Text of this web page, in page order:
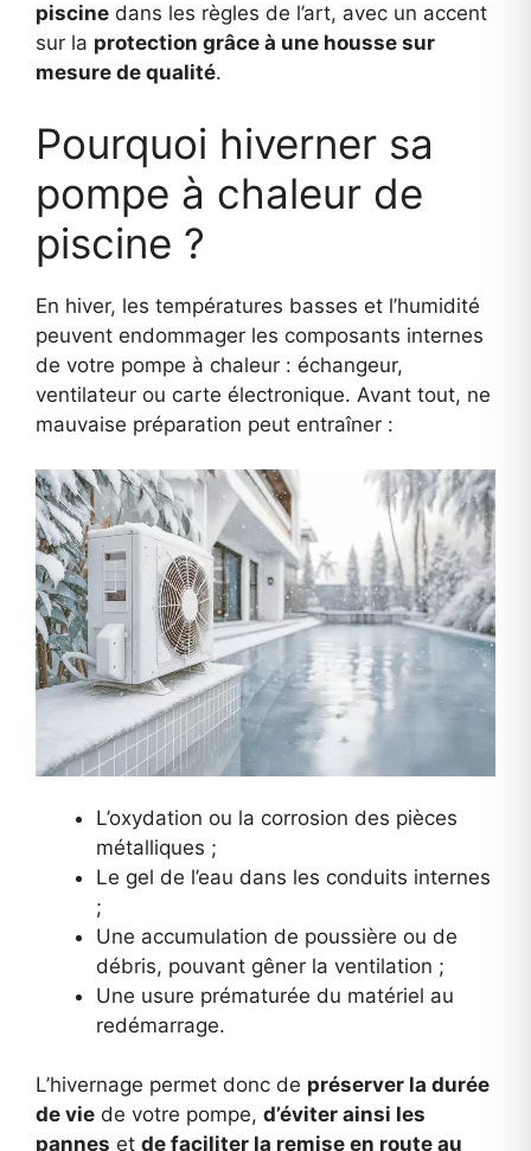
piscine dans les règles de l’art, avec un accent
sur la protection grâce à une housse sur
mesure de qualité.
Pourquoi hiverner sa
pompe à chaleur de
piscine ?
En hiver, les températures basses et l’humidité
peuvent endommager les composants internes
de votre pompe à chaleur : échangeur,
ventilateur ou carte électronique. Avant tout, ne
mauvaise préparation peut entraîner :
L’oxydation ou la corrosion des pièces
métalliques ;
Le gel de l’eau dans les conduits internes
;
Une accumulation de poussière ou de
débris, pouvant gêner la ventilation ;
Une usure prématurée du matériel au
redémarrage.
L’hivernage permet donc de préserver la durée
de vie de votre pompe, d’éviter ainsi les
pannes et de faciliter la remise en route au